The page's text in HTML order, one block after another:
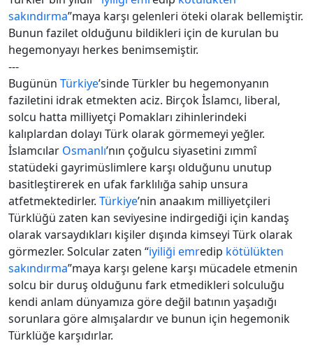
sakındırma”maya karşı gelenleri öteki olarak bellemiştir.
Bunun fazilet olduğunu bildikleri için de kurulan bu
hegemonyayı herkes benimsemiştir.
---
Bugünün Türkiye’sinde Türkler bu hegemonyanın
faziletini idrak etmekten aciz. Birçok İslamcı, liberal,
solcu hatta milliyetçi Pomakları zihinlerindeki
kalıplardan dolayı Türk olarak görmemeyi yeğler.
İslamcılar Osmanlı’nın çoğulcu siyasetini zımmî
statüdeki gayrimüslimlere karşı olduğunu unutup
basitleştirerek en ufak farklılığa sahip unsura
atfetmektedirler. Türkiye’nin anaakım milliyetçileri
Türklüğü zaten kan seviyesine indirgediği için kandaş
olarak varsaydıkları kişiler dışında kimseyi Türk olarak
görmezler. Solcular zaten “iyiliği emredip kötülükten
sakındırma”maya karşı gelene karşı mücadele etmenin
solcu bir duruş olduğunu fark etmedikleri solculuğu
kendi anlam dünyamıza göre değil batının yaşadığı
sorunlara göre almışalardır ve bunun için hegemonik
Türklüğe karşıdırlar.